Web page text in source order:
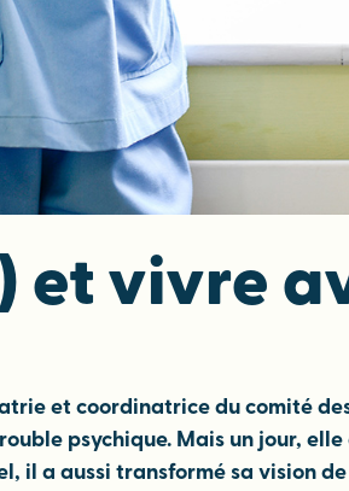
et vivre
et coordinatrice du comité
psychique. Mais un jour,
il a aussi transformé sa vision